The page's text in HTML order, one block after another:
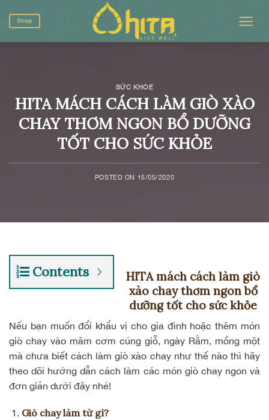
Skip
to
content
Shop
SỨC KHỎE
HITA MÁCH CÁCH LÀM GIÒ XÀO
CHAY THƠM NGON BỔ DƯỠNG
TỐT CHO SỨC KHỎE
POSTED ON 15/05/2020
Contents
HITA mách cách làm giò
xào chay thơm ngon bổ
dưỡng tốt cho sức khỏe
Nếu bạn muốn đổi khẩu vị cho gia đình hoặc thêm món
giò chay vào mâm cơm cúng giỗ, ngày Rằm, mồng một
mà chưa biết cách làm giò xào chay như thế nào thì hãy
theo dõi hướng dẫn cách làm các món giò chay ngon và
đơn giản dưới đây nhé!
Giò chay làm từ gì?